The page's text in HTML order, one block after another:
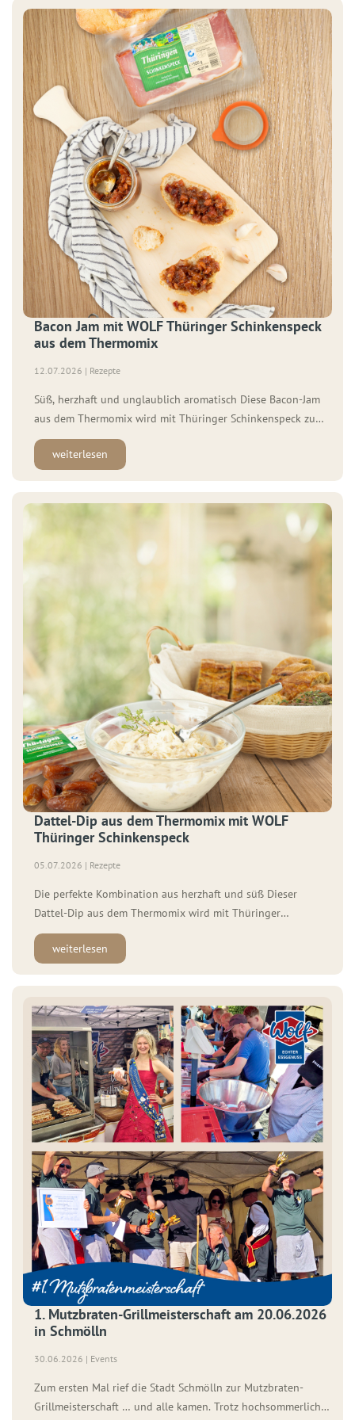
rote Zwiebeln 100 g brauner Zucker […]
Bacon Jam mit WOLF Thüringer Schinkenspeck
aus dem Thermomix
12.07.2026 | Rezepte
Süß, herzhaft und unglaublich aromatisch Diese Bacon-Jam
aus dem Thermomix wird mit Thüringer Schinkenspeck zum
echten Lieblingssnack. Zutaten für 4 Personen: 600 g WOLF
Thüringer Schinkenspeck 110 g rote Zwiebel 175 g
150 ml Ahornsirup 1 Knoblauchzehe 110 g brauner Zucker
weiterlesen
Dattel-Dip aus dem Thermomix mit WOLF
Thüringer Schinkenspeck
05.07.2026 | Rezepte
Die perfekte Kombination aus herzhaft und süß Dieser
Dattel-Dip aus dem Thermomix wird mit Thüringer
Schinkenspeck zum echten Lieblingssnack. Zutaten für 4
Personen: 100 g WOLF Thüringer Schinkenspeck 300 g
Currypulver 1 EL Öl 1 Knoblauchzehe Salz 1 EL Honig So […]
weiterlesen
1. Mutzbraten-Grillmeisterschaft am 20.06.2026
in Schmölln
30.06.2026 | Events
Zum ersten Mal rief die Stadt Schmölln zur Mutzbraten-
Grillmeisterschaft … und alle kamen. Trotz hochsommerlicher